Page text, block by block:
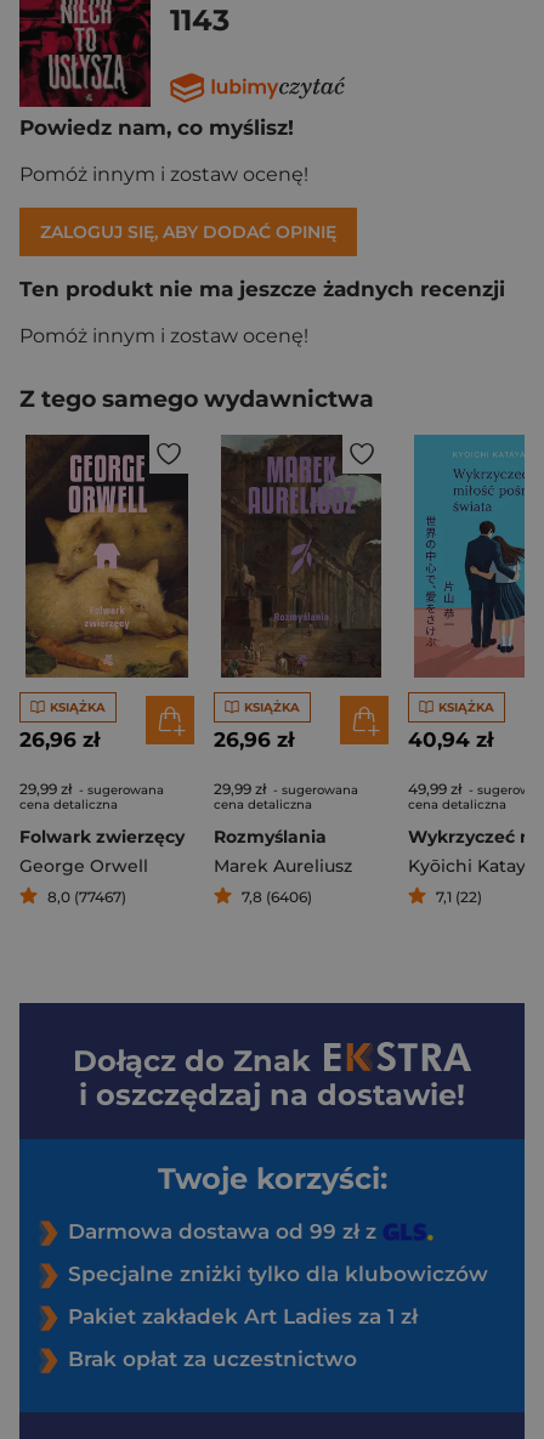
1143
Powiedz nam, co myślisz!
Pomóż innym i zostaw ocenę!
ZALOGUJ SIĘ, ABY DODAĆ OPINIĘ
Ten produkt nie ma jeszcze żadnych recenzji
Pomóż innym i zostaw ocenę!
Z tego samego wydawnictwa
KSIĄŻKA
26,96 zł
29,99 zł - sugerowana
cena detaliczna
Folwark zwierzęcy
George Orwell
8,0 (77467)
KSIĄŻKA
26,96 zł
29,99 zł - sugerowana
cena detaliczna
Rozmyślania
Marek Aureliusz
7,8 (6406)
KSIĄŻKA
40,94 zł
49,99 zł -
cena detaliczna
Kyōichi
7,1 (22)
Dołącz do Znak
i oszczędzaj na dostawie!
Twoje korzyści:
Darmowa dostawa od 99 zł z
Specjalne zniżki tylko dla klubowiczów
Pakiet zakładek Art Ladies za 1 zł
Brak opłat za uczestnictwo